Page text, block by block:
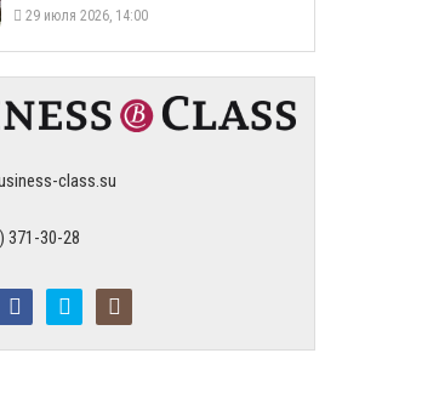
29 июля 2026, 14:00
class.su
371-30-28